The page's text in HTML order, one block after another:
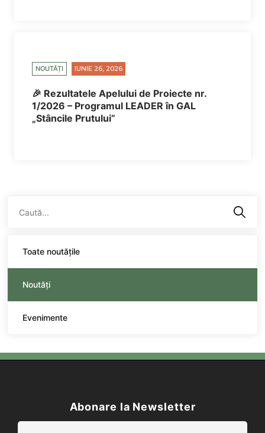
NOUTĂȚI IUNIE 26, 2026
🎉 Rezultatele Apelului de Proiecte nr.
1/2026 – Programul LEADER în GAL
„Stâncile Prutului”
Toate noutățile
Noutăți
Evenimente
Abonare la Newsletter